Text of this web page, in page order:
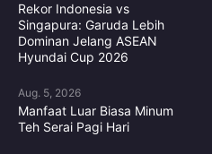
Rekor Indonesia vs
Singapura: Garuda Lebih
Dominan Jelang ASEAN
Hyundai Cup 2026
Aug. 5, 2026
Manfaat Luar Biasa Minum
Teh Serai Pagi Hari